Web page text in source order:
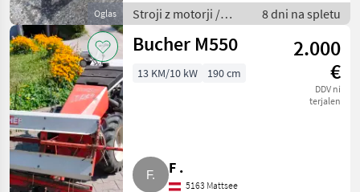
Oglas
Stroji z motorji /
Motorna kosilnica/
prekopalnik
8 dni na spletu
Bucher M550
2.000
€
DDV ni
terjalen
13 KM/10 kW 190 cm
F .
5163 Mattsee